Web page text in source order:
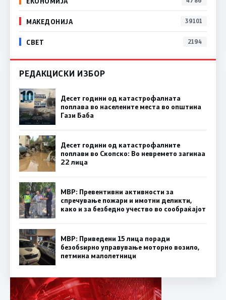
МАКЕДОНИЈА 39101
СВЕТ 2194
РЕДАКЦИСКИ ИЗБОР
Десет години од катастрофалната
поплава во населените места во општина
Гази Баба
Десет години од катастрофалните
поплави во Скопско: Во невремето загинаа
22 лица
МВР: Превентивни активности за
спречување пожари и имотни деликти,
како и за безбедно учество во сообраќајот
МВР: Приведени 15 лица поради
безобѕирно управување моторно возило,
петмина малолетници